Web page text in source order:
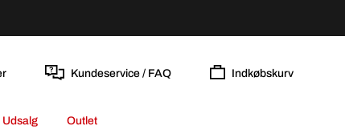
Kundeservice / FAQ Indkøbskurv
Udsalg Outlet